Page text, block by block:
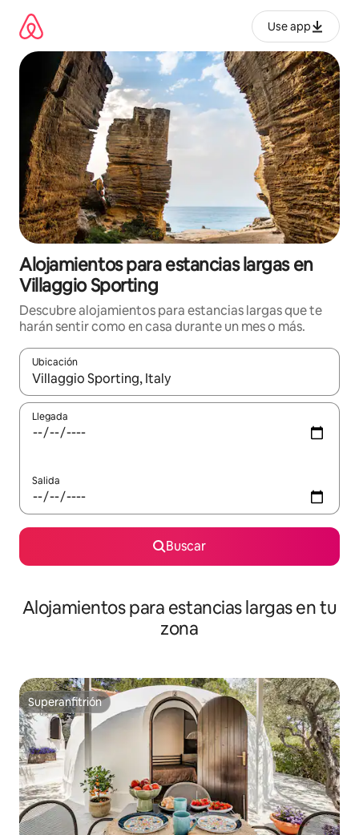
contenido
Use app
Alojamientos para estancias largas en
Villaggio Sporting
Descubre alojamientos para estancias largas que te
harán sentir como en casa durante un mes o más.
Ubicación
Cuando los resultados estén disponibles, podrás navegar
Llegada
Salida
Buscar
Alojamientos para estancias largas en tu
zona
Superanfitrión
Superanfitrión